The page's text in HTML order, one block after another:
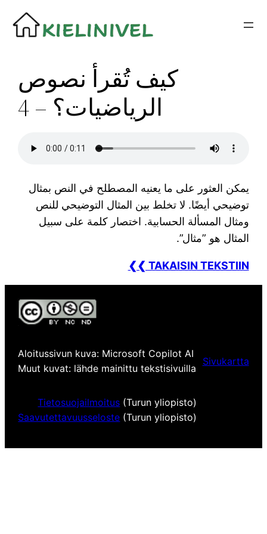
Siirry
sisältöön
كيف تُقرأ نصوص
الرياضيات؟ – 4
يمكن العثور على ما يعنيه المصطلح في النص بمثال
توضيحي أيضًا. لا تخلط بين المثال التوضيحي للنص
ومثال المسألة الحسابية. اختصار كلمة على سبيل
المثال هو ”مثال”.
❮❮ TAKAISIN TEKSTIIN
Aloitussivun kuva: Microsoft Copilot AI
Muut kuvat: lähde mainittu tekstisivuilla
Sivukartta
Tietosuojailmoitus (Turun yliopisto)
Saavutettavuusseloste (Turun yliopisto)